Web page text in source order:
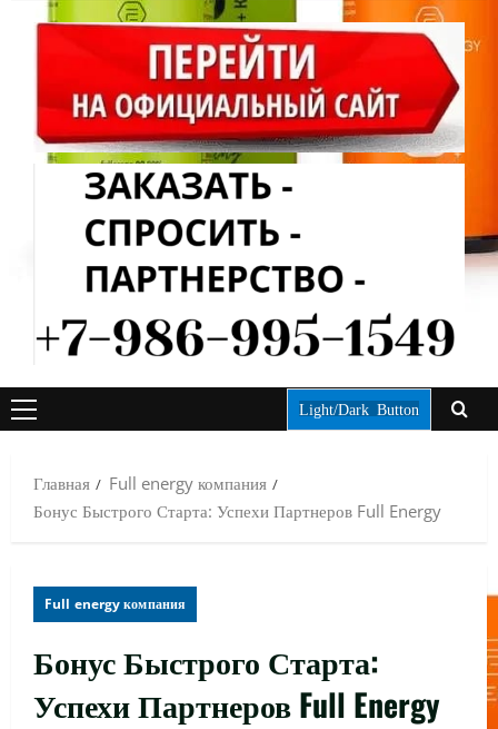
ОСНОВНОЕ
Light/Dark Button
Главная
Full energy компания
Бонус Быстрого Старта: Успехи Партнеров Full Energy
Full energy компания
Бонус Быстрого Старта:
Успехи Партнеров Full Energy